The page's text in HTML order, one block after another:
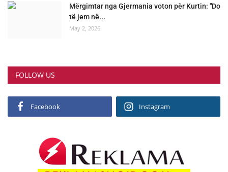
Mërgimtar nga Gjermania voton për Kurtin: "Do
të jem në...
May 2, 2026
FOLLOW US
Facebook Instagram